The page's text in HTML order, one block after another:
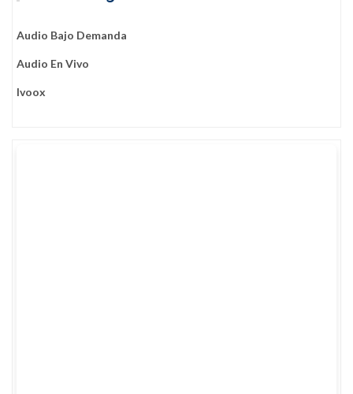
Audio Bajo Demanda
Audio En Vivo
Ivoox